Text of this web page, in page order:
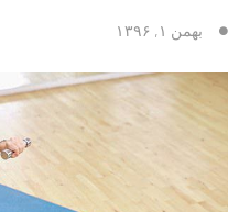
بهمن ۱, ۱۳۹۶